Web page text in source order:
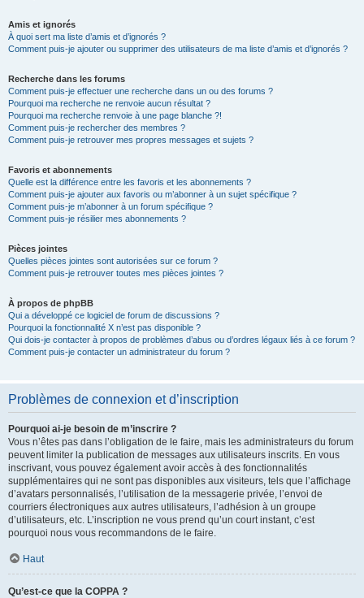
Amis et ignorés
À quoi sert ma liste d’amis et d’ignorés ?
Comment puis-je ajouter ou supprimer des utilisateurs de ma liste d’amis et d’ignorés ?
Recherche dans les forums
Comment puis-je effectuer une recherche dans un ou des forums ?
Pourquoi ma recherche ne renvoie aucun résultat ?
Pourquoi ma recherche renvoie à une page blanche ?!
Comment puis-je rechercher des membres ?
Comment puis-je retrouver mes propres messages et sujets ?
Favoris et abonnements
Quelle est la différence entre les favoris et les abonnements ?
Comment puis-je ajouter aux favoris ou m’abonner à un sujet spécifique ?
Comment puis-je m’abonner à un forum spécifique ?
Comment puis-je résilier mes abonnements ?
Pièces jointes
Quelles pièces jointes sont autorisées sur ce forum ?
Comment puis-je retrouver toutes mes pièces jointes ?
À propos de phpBB
Qui a développé ce logiciel de forum de discussions ?
Pourquoi la fonctionnalité X n’est pas disponible ?
Qui dois-je contacter à propos de problèmes d’abus ou d’ordres légaux liés à ce forum ?
Comment puis-je contacter un administrateur du forum ?
Problèmes de connexion et d’inscription
Pourquoi ai-je besoin de m’inscrire ?
Vous n’êtes pas dans l’obligation de le faire, mais les administrateurs du forum
peuvent limiter la publication de messages aux utilisateurs inscrits. En vous
inscrivant, vous pouvez également avoir accès à des fonctionnalités
supplémentaires qui ne sont pas disponibles aux visiteurs, tels que l’affichage
d’avatars personnalisés, l’utilisation de la messagerie privée, l’envoi de
courriers électroniques aux autres utilisateurs, l’adhésion à un groupe
d’utilisateurs, etc. L’inscription ne vous prend qu’un court instant, c’est
pourquoi nous vous recommandons de le faire.
Haut
Qu’est-ce que la COPPA ?